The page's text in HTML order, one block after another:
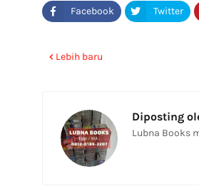
Lebih baru
Diposting
Lubna Books